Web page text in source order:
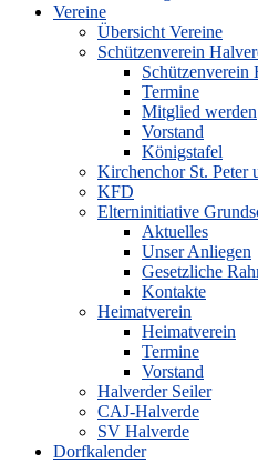
Vereine
Übersicht Vereine
Schützenverein
Schützenverein
Termine
Mitglied werden
Vorstand
Königstafel
Kirchenchor St. Peter
KFD
Elterninitiative
Aktuelles
Unser Anliegen
Gesetzliche
Kontakte
Heimatverein
Heimatverein
Termine
Vorstand
Halverder Seiler
CAJ-Halverde
SV Halverde
Dorfkalender